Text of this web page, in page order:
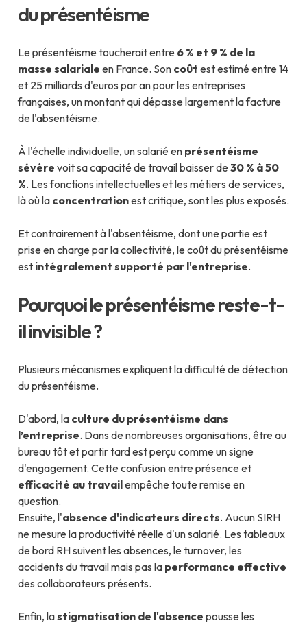
du présentéisme
Le présentéisme toucherait entre 6 % et 9 % de la
masse salariale en France. Son coût est estimé entre 14
et 25 milliards d'euros par an pour les entreprises
françaises, un montant qui dépasse largement la facture
de l'absentéisme.
À l'échelle individuelle, un salarié en présentéisme
sévère voit sa capacité de travail baisser de 30 % à 50
%. Les fonctions intellectuelles et les métiers de services,
là où la concentrationest critique, sont les plus exposés.
Et contrairement à l'absentéisme, dont une partie est
prise en charge par la collectivité, le coût du présentéisme
est intégralement supporté par l'entreprise.
Pourquoi le présentéisme reste-t-
il invisible ?
Plusieurs mécanismes expliquent la difficulté de détection
du présentéisme.
D'abord, la culture du présentéisme dans
l’entreprise. Dans de nombreuses organisations, être au
bureau tôt et partir tard est perçu comme un signe
d'engagement. Cette confusion entre présence et
efficacité au travailempêche toute remise en
question.
Ensuite, l'absence d'indicateurs directs. Aucun SIRH
ne mesure la productivité réelle d'un salarié. Les tableaux
de bord RH suivent les absences, le turnover, les
accidents du travail mais pas la performance effective
des collaborateurs présents.
Enfin, lastigmatisation de l'absence pousse les